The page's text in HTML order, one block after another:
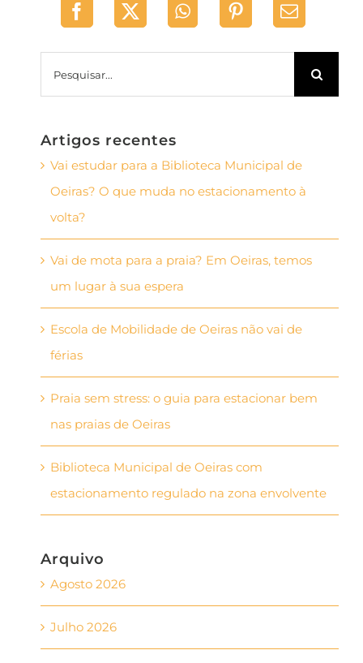
Artigos recentes
Vai estudar para a Biblioteca Municipal de
Oeiras? O que muda no estacionamento à
volta?
Vai de mota para a praia? Em Oeiras, temos
um lugar à sua espera
Escola de Mobilidade de Oeiras não vai de
férias
Praia sem stress: o guia para estacionar bem
nas praias de Oeiras
Biblioteca Municipal de Oeiras com
estacionamento regulado na zona envolvente
Arquivo
Agosto 2026
Julho 2026